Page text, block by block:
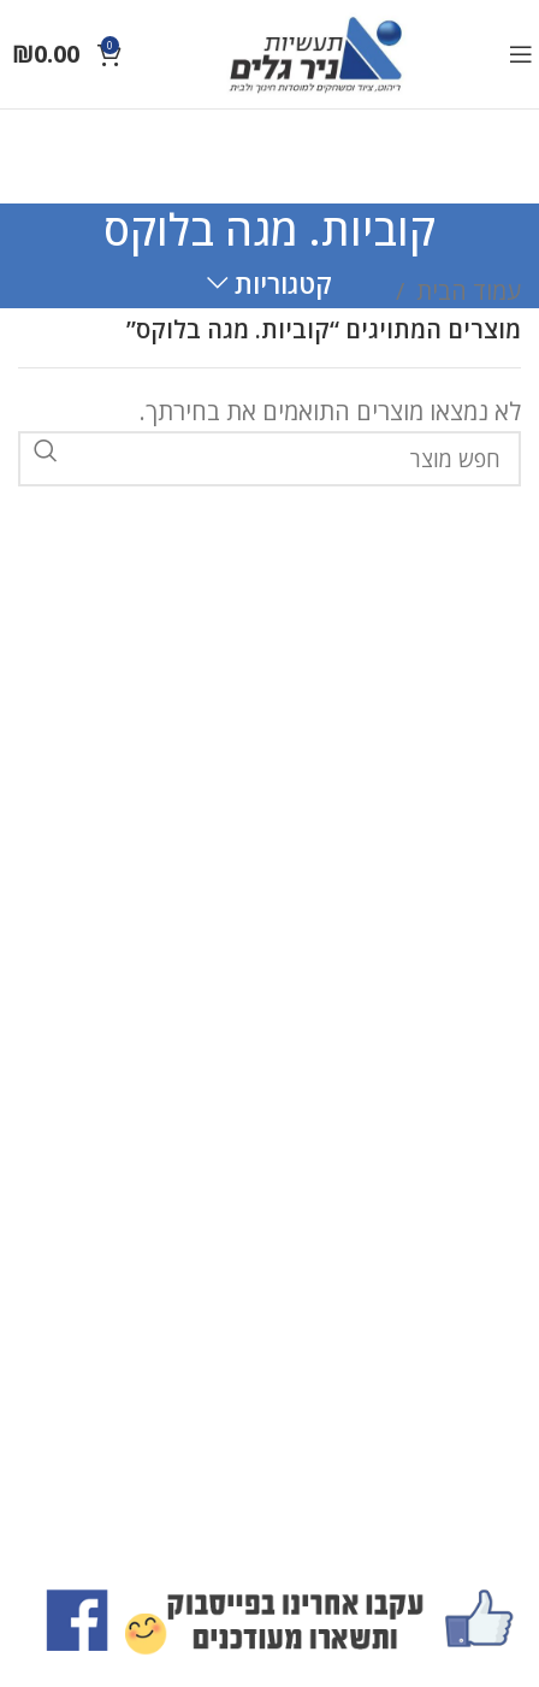
0
₪0.00
קוביות. מגה בלוקס
קטגוריות
עמוד הבית
מוצרים המתויגים “קוביות. מגה בלוקס”
לא נמצאו מוצרים התואמים את בחירתך.